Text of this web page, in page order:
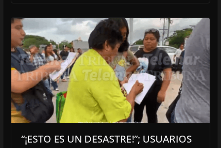
“¡ESTO ES UN DESASTRE!”; USUARIOS